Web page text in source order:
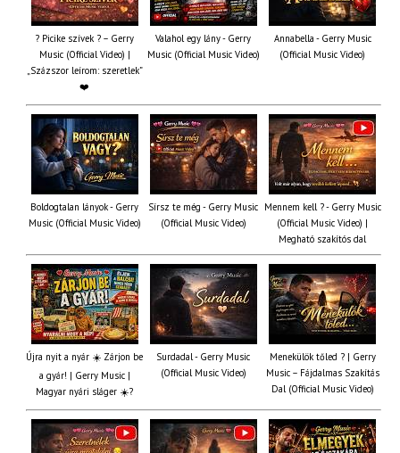
? Picike szívek ? – Gerry
Music (Official Video) |
„Százszor leírom: szeretlek”
❤️
Valahol egy lány - Gerry
Music (Official Music Video)
Annabella - Gerry Music
(Official Music Video)
Boldogtalan lányok - Gerry
Music (Official Music Video)
Sírsz te még - Gerry Music
(Official Music Video)
Mennem kell ? - Gerry Music
(Official Music Video) |
Megható szakítós dal
Újra nyit a nyár ☀️ Zárjon be
a gyár! | Gerry Music |
Magyar nyári sláger ☀️?
Surdadal - Gerry Music
(Official Music Video)
Menekülök tőled ? | Gerry
Music – Fájdalmas Szakítás
Dal (Official Music Video)